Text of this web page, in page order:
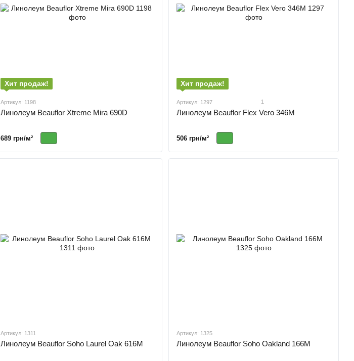
Хит продаж!
Артикул: 1198
Линолеум Beauflor Xtreme Mira 690D
689 грн/м²
Хит продаж!
Артикул: 1297 1
Линолеум Beauflor Flex Vero 346M
506 грн/м²
Артикул: 1311
Линолеум Beauflor Soho Laurel Oak 616M
Артикул: 1325
Линолеум Beauflor Soho Oakland 166M